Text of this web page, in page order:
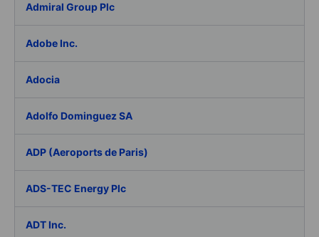
Admiral Group Plc
Adobe Inc.
Adocia
Adolfo Dominguez SA
ADP (Aeroports de Paris)
ADS-TEC Energy Plc
ADT Inc.